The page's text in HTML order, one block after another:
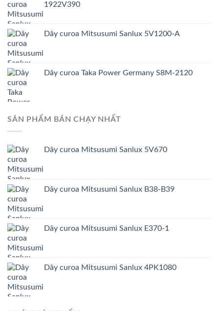
1922V390
Dây curoa Mitsusumi Sanlux 5V1200-A
Dây curoa Taka Power Germany S8M-2120
SẢN PHẨM BÁN CHẠY NHẤT
Dây curoa Mitsusumi Sanlux 5V670
Dây curoa Mitsusumi Sanlux B38-B39
Dây curoa Mitsusumi Sanlux E370-1
Dây curoa Mitsusumi Sanlux 4PK1080